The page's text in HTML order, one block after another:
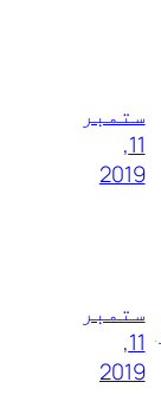
ستمبر
11,
2019
ستمبر
11,
2019